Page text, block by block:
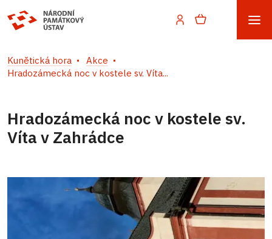
Kunětická hora
Akce
Hradozámecká noc v kostele sv. Víta...
Hradozámecká noc v kostele sv.
Víta v Zahrádce